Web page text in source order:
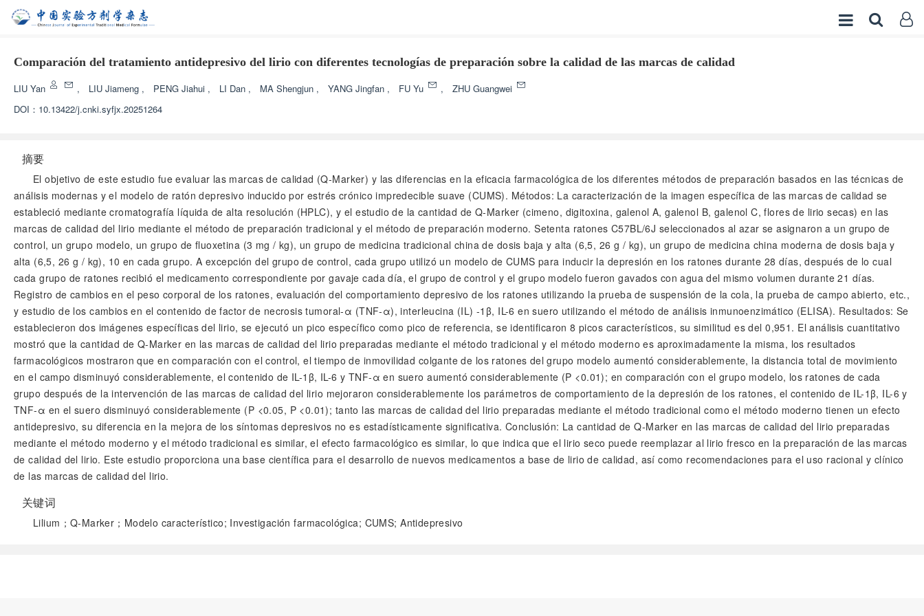
Comparación del tratamiento antidepresivo del lirio con diferentes tecnologías de preparación sobre la calidad de las marcas de calidad
LIU Yan , LIU Jiameng , PENG Jiahui , LI Dan , MA Shengjun , YANG Jingfan , FU Yu ,
ZHU Guangwei
DOI： 10.13422/j.cnki.syfjx.20251264
摘要
El objetivo de este estudio fue evaluar las marcas de calidad (Q-Marker) y las diferencias en la eficacia farmacológica de los diferentes métodos de preparación basados en las técnicas de
análisis modernas y el modelo de ratón depresivo inducido por estrés crónico impredecible suave (CUMS). Métodos: La caracterización de la imagen específica de las marcas de calidad se
estableció mediante cromatografía líquida de alta resolución (HPLC), y el estudio de la cantidad de Q-Marker (cimeno, digitoxina, galenol A, galenol B, galenol C, flores de lirio secas) en las
marcas de calidad del lirio mediante el método de preparación tradicional y el método de preparación moderno. Setenta ratones C57BL/6J seleccionados al azar se asignaron a un grupo de
control, un grupo modelo, un grupo de fluoxetina (3 mg / kg), un grupo de medicina tradicional china de dosis baja y alta (6,5, 26 g / kg), un grupo de medicina china moderna de dosis baja y
alta (6,5, 26 g / kg), 10 en cada grupo. A excepción del grupo de control, cada grupo utilizó un modelo de CUMS para inducir la depresión en los ratones durante 28 días, después de lo cual
cada grupo de ratones recibió el medicamento correspondiente por gavaje cada día, el grupo de control y el grupo modelo fueron gavados con agua del mismo volumen durante 21 días.
Registro de cambios en el peso corporal de los ratones, evaluación del comportamiento depresivo de los ratones utilizando la prueba de suspensión de la cola, la prueba de campo abierto, etc.,
y estudio de los cambios en el contenido de factor de necrosis tumoral-α (TNF-α), interleucina (IL) -1β, IL-6 en suero utilizando el método de análisis inmunoenzimático (ELISA). Resultados: Se
establecieron dos imágenes específicas del lirio, se ejecutó un pico específico como pico de referencia, se identificaron 8 picos característicos, su similitud es del 0,951. El análisis cuantitativo
mostró que la cantidad de Q-Marker en las marcas de calidad del lirio preparadas mediante el método tradicional y el método moderno es aproximadamente la misma, los resultados
farmacológicos mostraron que en comparación con el control, el tiempo de inmovilidad colgante de los ratones del grupo modelo aumentó considerablemente, la distancia total de movimiento
en el campo disminuyó considerablemente, el contenido de IL-1β, IL-6 y TNF-α en suero aumentó considerablemente (P <0.01); en comparación con el grupo modelo, los ratones de cada
grupo después de la intervención de las marcas de calidad del lirio mejoraron considerablemente los parámetros de comportamiento de la depresión de los ratones, el contenido de IL-1β, IL-6 y
TNF-α en el suero disminuyó considerablemente (P <0.05, P <0.01); tanto las marcas de calidad del lirio preparadas mediante el método tradicional como el método moderno tienen un efecto
antidepresivo, su diferencia en la mejora de los síntomas depresivos no es estadísticamente significativa. Conclusión: La cantidad de Q-Marker en las marcas de calidad del lirio preparadas
mediante el método moderno y el método tradicional es similar, el efecto farmacológico es similar, lo que indica que el lirio seco puede reemplazar al lirio fresco en la preparación de las marcas
de calidad del lirio. Este estudio proporciona una base científica para el desarrollo de nuevos medicamentos a base de lirio de calidad, así como recomendaciones para el uso racional y clínico
de las marcas de calidad del lirio.
关键词
Lilium；Q-Marker；Modelo característico; Investigación farmacológica; CUMS; Antidepresivo